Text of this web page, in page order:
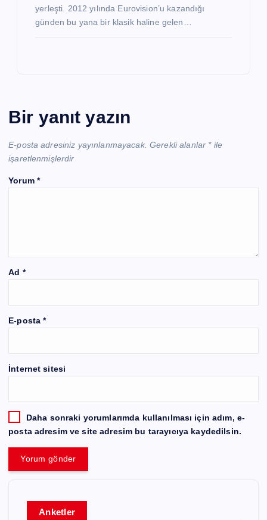
yerleşti. 2012 yılında Eurovision’u kazandığı
günden bu yana bir klasik haline gelen…
Bir yanıt yazın
E-posta adresiniz yayınlanmayacak. Gerekli alanlar *ile
işaretlenmişlerdir
Yorum *
Ad *
E-posta*
İnternet sitesi
Daha sonraki yorumlarımda kullanılması için adım, e-
posta adresim ve site adresim bu tarayıcıya kaydedilsin.
Anketler